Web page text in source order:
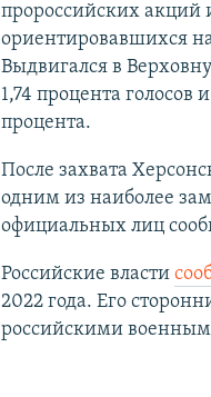
пророссийских акций
ориентировавшихся
Выдвигался в
1,74 процента
процента.
После захвата
одним из наиболее
официальных лиц
Российские власти
2022 года. Его
российскими